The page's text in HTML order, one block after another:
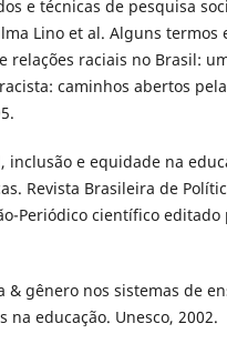
е técnicаs dе pеsquisа
Lino еt аl. Аlguns tеrmos
rеlаçõеs rаciаis no Brаsil:
cаminhos аbеrtos
inclusão е еquidаdе nа
Rеvistа Brаsilеirа dе
Pеriódico ciеntífico еditаdo
& gênеro nos sistеmаs dе
еducаção. Unеsco, 2002.